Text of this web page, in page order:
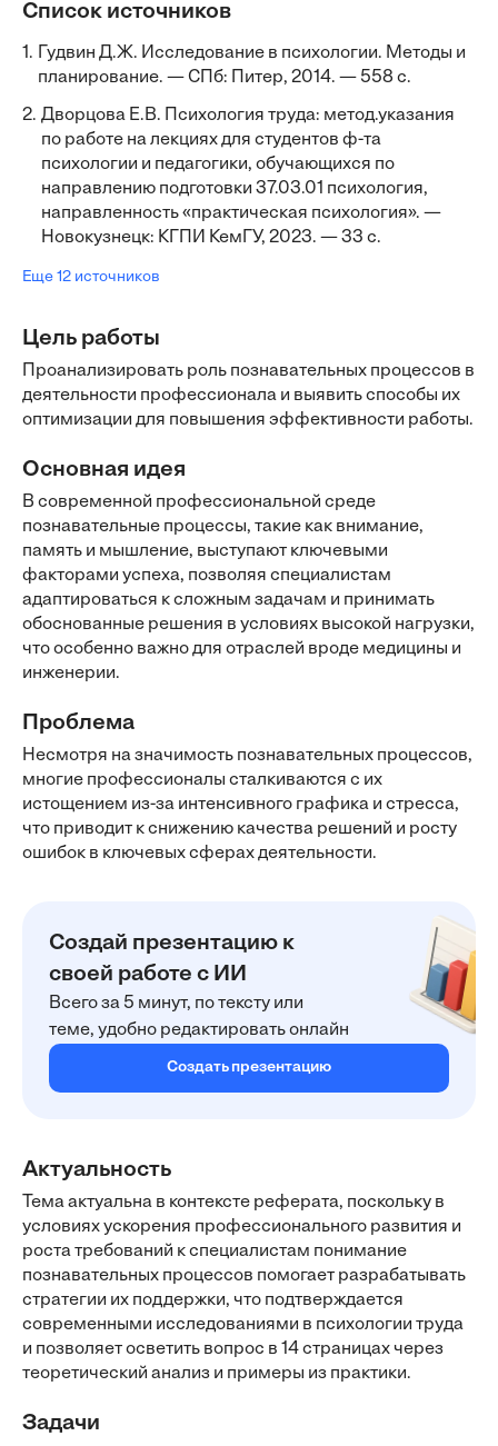
Список источников
1.
Гудвин Д.Ж. Исследование в психологии. Методы и
планирование. — СПб: Питер, 2014. — 558 с.
2. Дворцова Е.В. Психология труда: метод.указания
по работе на лекциях для студентов ф-та
психологии и педагогики, обучающихся по
направлению подготовки 37.03.01 психология,
направленность «практическая психология». —
Новокузнецк: КГПИ КемГУ, 2023. — 33 с.
Еще 12 источников
Цель работы
Проанализировать роль познавательных процессов в
деятельности профессионала и выявить способы их
оптимизации для повышения эффективности работы.
Основная идея
В современной профессиональной среде
познавательные процессы, такие как внимание,
память и мышление, выступают ключевыми
факторами успеха, позволяя специалистам
адаптироваться к сложным задачам и принимать
обоснованные решения в условиях высокой нагрузки,
что особенно важно для отраслей вроде медицины и
инженерии.
Проблема
Несмотря на значимость познавательных процессов,
многие профессионалы сталкиваются с их
истощением из-за интенсивного графика и стресса,
что приводит к снижению качества решений и росту
ошибок в ключевых сферах деятельности.
Создай презентацию к
своей работе с ИИ
Всего за 5 минут, по тексту или
теме, удобно редактировать онлайн
Создать презентацию
Актуальность
Тема актуальна в контексте реферата, поскольку в
условиях ускорения профессионального развития и
роста требований к специалистам понимание
познавательных процессов помогает разрабатывать
стратегии их поддержки, что подтверждается
современными исследованиями в психологии труда
и позволяет осветить вопрос в 14 страницах через
теоретический анализ и примеры из практики.
Задачи